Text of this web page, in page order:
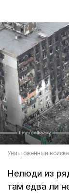
Нелюди из
там едва ли